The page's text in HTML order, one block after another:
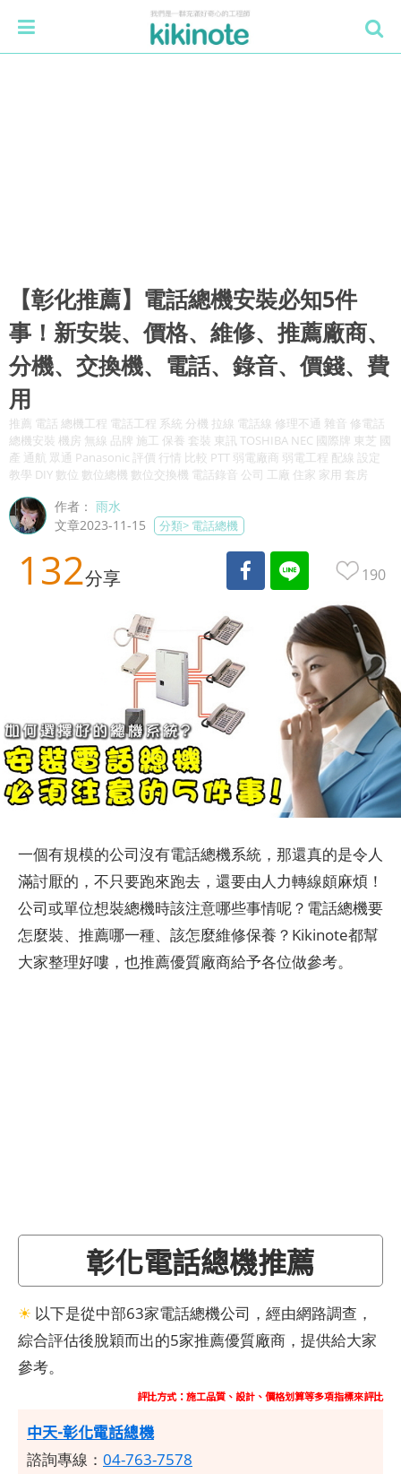
【彰化推薦】電話總機安裝必知5件
事！新安裝、價格、維修、推薦廠商、
分機、交換機、電話、錄音、價錢、費
用
推薦 電話 總機工程 電話工程 系統 分機 拉線 電話線 修理不通 雜音 修電話
總機安裝 機房 無線 品牌 施工 保養 套裝 東訊 TOSHIBA NEC 國際牌 東芝 國
產 通航 眾通 Panasonic 評價 行情 比較 PTT 弱電廠商 弱電工程 配線 設定
教學 DIY 數位 數位總機 數位交換機 電話錄音 公司 工廠 住家 家用 套房
作者：雨水
文章2023-11-15
分類> 電話總機
132分享 190
一個有規模的公司沒有電話總機系統，那還真的是令人
滿討厭的，不只要跑來跑去，還要由人力轉線頗麻煩！
公司或單位想裝總機時該注意哪些事情呢？電話總機要
怎麼裝、推薦哪一種、該怎麼維修保養？Kikinote都幫
大家整理好嘍，也推薦優質廠商給予各位做參考。
彰化電話總機推薦
☀ 以下是從中部63家電話總機公司，經由網路調查，
綜合評估後脫穎而出的5家推薦優質廠商，提供給大家
參考。
評比方式：施工品質、設計、價格划算等多項指標來評比
中天-彰化電話總機
諮詢專線： 04-763-7578